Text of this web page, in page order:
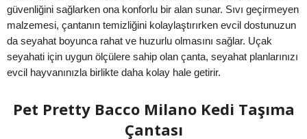
güvenliğini sağlarken ona konforlu bir alan sunar. Sıvı geçirmeyen
malzemesi, çantanın temizliğini kolaylaştırırken evcil dostunuzun
da seyahat boyunca rahat ve huzurlu olmasını sağlar. Uçak
seyahati için uygun ölçülere sahip olan çanta, seyahat planlarınızı
evcil hayvanınızla birlikte daha kolay hale getirir.
Pet Pretty Bacco Milano Kedi Taşıma
Çantası